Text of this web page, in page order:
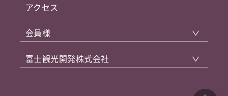
アクセス
会員様
富士観光開発株式会社